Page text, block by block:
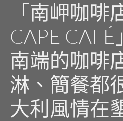
「南岬咖啡
CAPE
南端的咖啡
淋、簡餐都
大利風情在